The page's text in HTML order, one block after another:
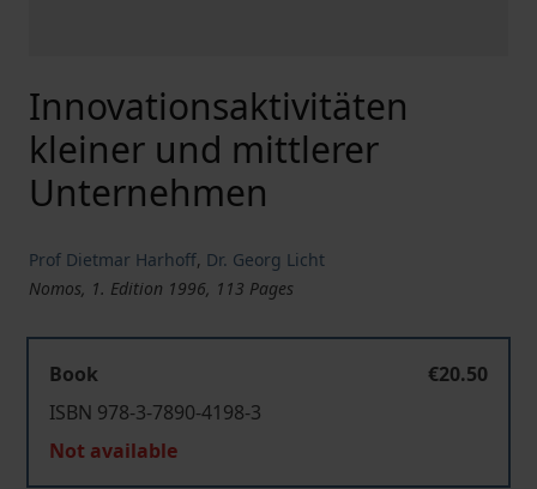
Innovationsaktivitäten
kleiner und mittlerer
Unternehmen
Prof Dietmar Harhoff, Dr. Georg Licht
Nomos, 1. Edition 1996, 113 Pages
Book
€20.50
ISBN 978-3-7890-4198-3
Not available